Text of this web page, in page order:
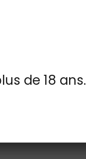
de 18 ans.